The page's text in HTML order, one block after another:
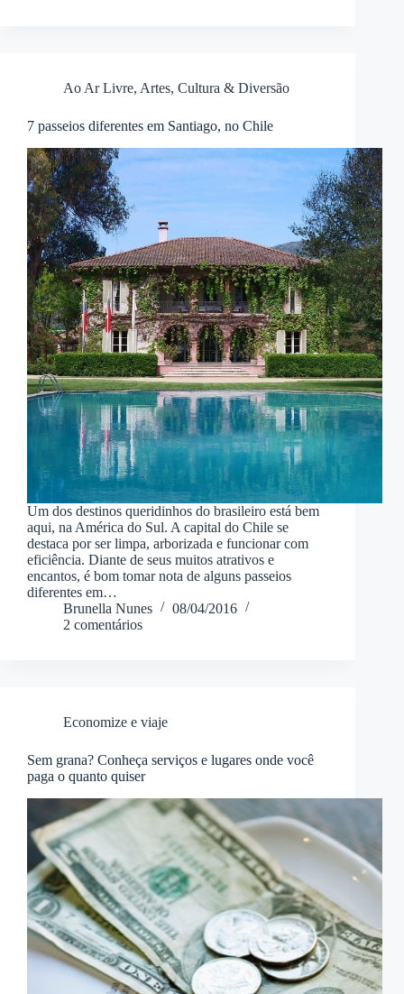
Ao Ar Livre, Artes, Cultura & Diversão
7 passeios diferentes em Santiago, no Chile
Um dos destinos queridinhos do brasileiro está bem
aqui, na América do Sul. A capital do Chile se
destaca por ser limpa, arborizada e funcionar com
eficiência. Diante de seus muitos atrativos e
encantos, é bom tomar nota de alguns passeios
diferentes em…
Brunella Nunes
08/04/2016
2 comentários
Economize e viaje
Sem grana? Conheça serviços e lugares onde você
paga o quanto quiser